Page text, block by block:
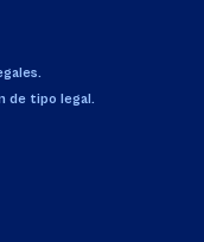
de tipo legal.